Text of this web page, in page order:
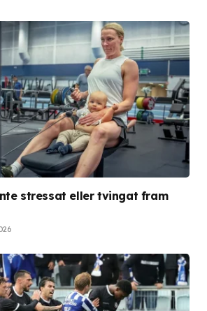
stressat eller tvingat fram